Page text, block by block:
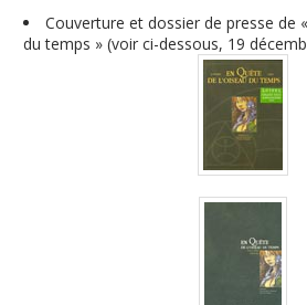
Couverture et dossier de presse de
du temps » (voir ci-dessous, 19